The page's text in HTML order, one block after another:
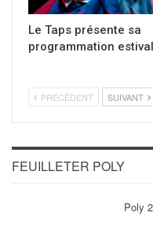
Le Taps présente sa
programmation
PRÉCÉDENT SUIVANT
FEUILLETER POLY
Poly